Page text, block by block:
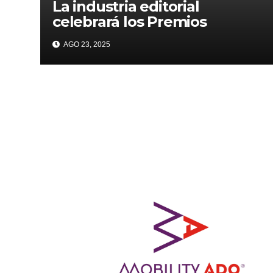
La industria editorial
celebrará los Premios
CANIEM 2025 el 12 de
noviembre
AGO 23, 2025